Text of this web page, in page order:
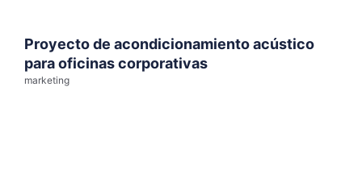
Proyecto de acondicionamiento acústico
para oficinas corporativas
marketing